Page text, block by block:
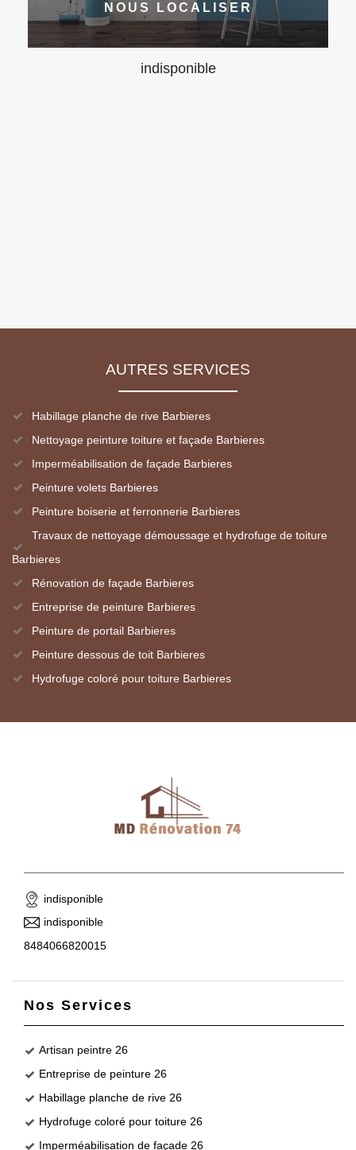
NOUS LOCALISER
indisponible
AUTRES SERVICES
Habillage planche de rive Barbieres
Nettoyage peinture toiture et façade Barbieres
Imperméabilisation de façade Barbieres
Peinture volets Barbieres
Peinture boiserie et ferronnerie Barbieres
Travaux de nettoyage démoussage et hydrofuge de toiture
Barbieres
Rénovation de façade Barbieres
Entreprise de peinture Barbieres
Peinture de portail Barbieres
Peinture dessous de toit Barbieres
Hydrofuge coloré pour toiture Barbieres
indisponible
indisponible
8484066820015
Nos Services
Artisan peintre 26
Entreprise de peinture 26
Habillage planche de rive 26
Hydrofuge coloré pour toiture 26
Imperméabilisation de façade 26